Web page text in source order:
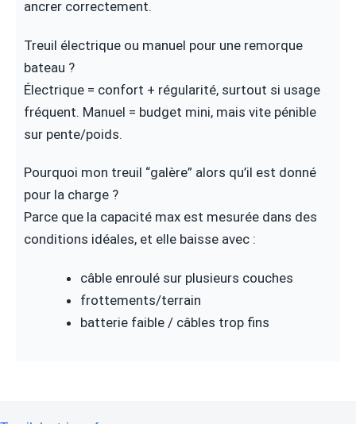
ancrer correctement.
Treuil électrique ou manuel pour une remorque
bateau ?
Électrique = confort + régularité, surtout si usage
fréquent. Manuel = budget mini, mais vite pénible
sur pente/poids.
Pourquoi mon treuil “galère” alors qu’il est donné
pour la charge ?
Parce que la capacité max est mesurée dans des
conditions idéales, et elle baisse avec :
câble enroulé sur plusieurs couches
frottements/terrain
batterie faible / câbles trop fins